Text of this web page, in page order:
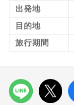
出発地
目的地
旅行期間
ご夫婦限定
女性限定
年齢制限あり
航空会社指定